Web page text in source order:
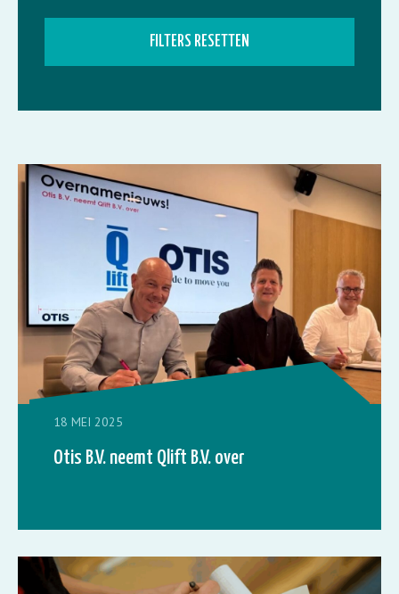
FILTERS RESETTEN
18 MEI 2025
Otis B.V. neemt Qlift B.V. over